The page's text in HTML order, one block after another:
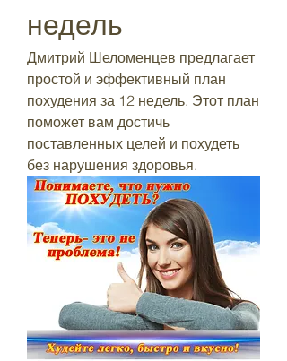
недель
Дмитрий Шеломенцев предлагает
простой и эффективный план
похудения за 12 недель. Этот план
поможет вам достичь
поставленных целей и похудеть
без нарушения здоровья.